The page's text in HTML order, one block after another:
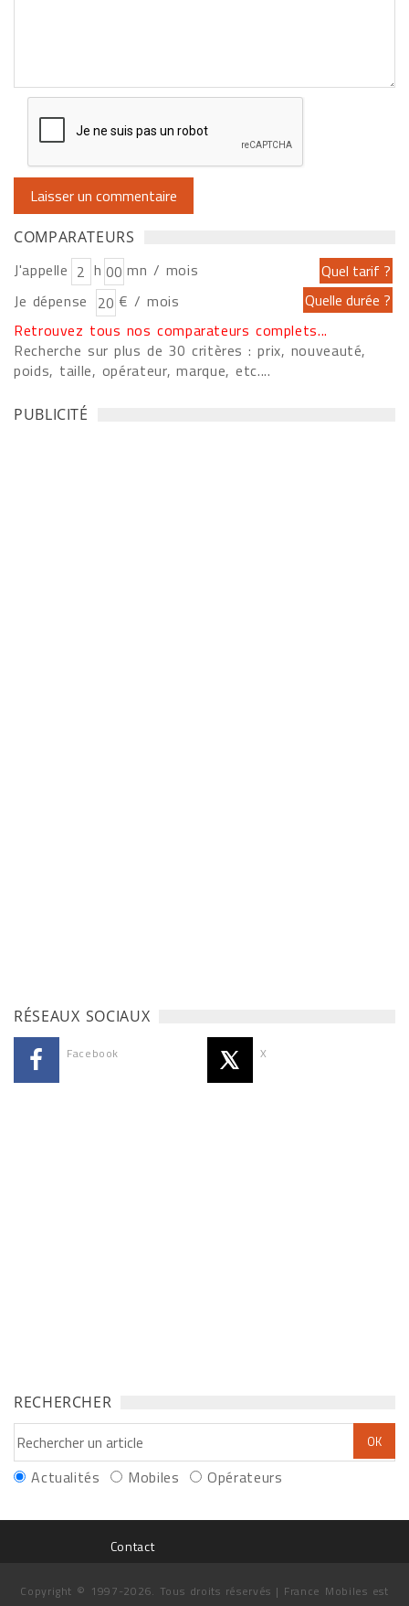
COMPARATEURS
J'appelle h
mn / mois
Je dépense
€ / mois
Retrouvez tous nos comparateurs complets...
Recherche sur plus de 30 critères : prix, nouveauté,
poids, taille, opérateur, marque, etc....
PUBLICITÉ
RÉSEAUX SOCIAUX
Facebook X
RECHERCHER
Actualités Mobiles Opérateurs
Contact
Copyright © 1997-2026. Tous droits réservés | France Mobiles est